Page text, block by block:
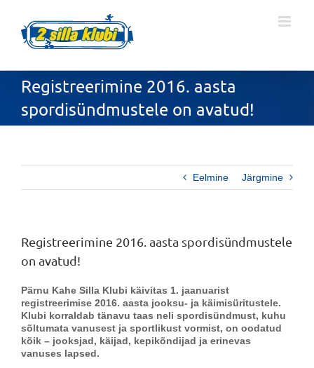
content
Registreerimine 2016. aasta
spordisündmustele on avatud!
Eelmine Järgmine
Registreerimine 2016. aasta spordisündmustele
on avatud!
Pärnu Kahe Silla Klubi käivitas 1. jaanuarist
registreerimise 2016. aasta jooksu- ja käimisüritustele.
Klubi korraldab tänavu taas neli spordisündmust, kuhu
sõltumata vanusest ja sportlikust vormist, on oodatud
kõik – jooksjad, käijad, kepikõndijad ja erinevas
vanuses lapsed.